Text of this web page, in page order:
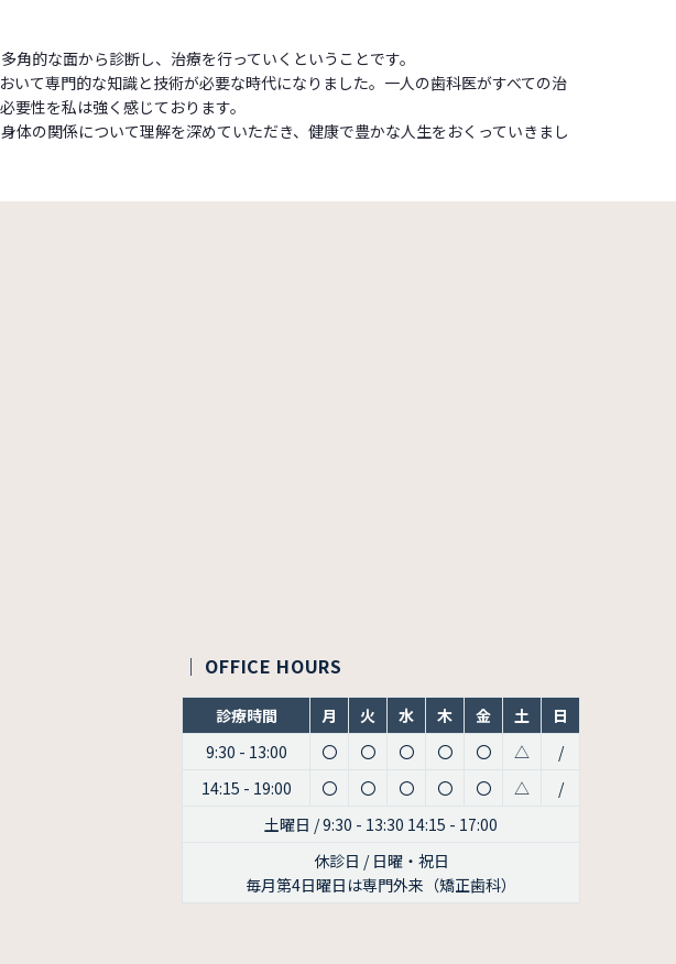
的な面から診断し、治療を行っていくということです。
て専門的な知識と技術が必要な時代になりました。一人の歯科医がすべての治
性を私は強く感じております。
の関係について理解を深めていただき、健康で豊かな人生をおくっていきまし
｜ OFFICE HOURS
診療時間 月 火 水 木 金 土
日
9:30 - 13:00
〇 〇 〇 〇 〇 △
/
14:15 - 19:00
〇 〇 〇 〇 〇 △
/
土曜日 / 9:30 - 13:30 14:15 - 17:00
休診日 / 日曜・祝日
毎月第4日曜日は専門外来（矯正歯科）